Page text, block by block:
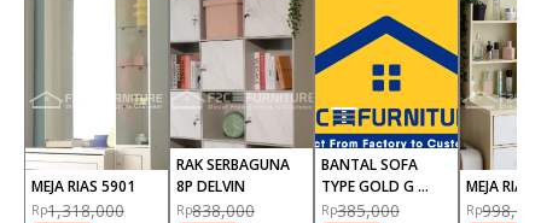
MEJA RIAS 5901
Rp1,318,000
RAK SERBAGUNA
8P DELVIN
Rp838,000
BANTAL SOFA
TYPE GOLD G
(PCS)
Rp385,000
MEJA RIAS
Rp